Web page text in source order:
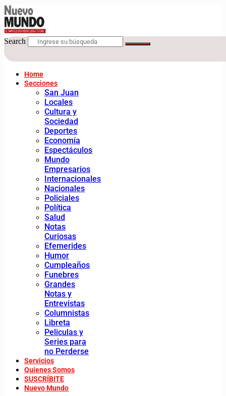
Search
Home
Secciones
San Juan
Locales
Cultura y
Sociedad
Deportes
Economía
Espectáculos
Mundo
Empresarios
Internacionales
Nacionales
Policiales
Política
Salud
Notas
Curiosas
Efemerides
Humor
Cumpleaños
Funebres
Grandes
Notas y
Entrevistas
Columnistas
Libreta
Peliculas y
Series para
no Perderse
Servicios
Quienes Somos
SUSCRÍBITE
Nuevo Mundo